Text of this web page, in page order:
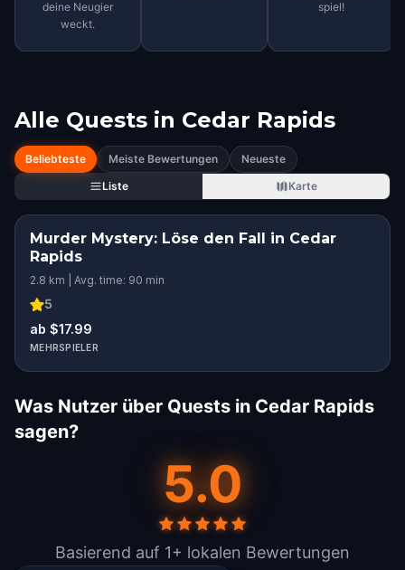
deine Neugier
weckt.
spiel!
Alle Quests in Cedar Rapids
Beliebteste Meiste Bewertungen
Neueste
Liste
Karte
Murder Mystery: Löse den Fall in Cedar
Rapids
2.8 km | Avg. time: 90 min
5
ab $17.99
MEHRSPIELER
Was Nutzer über Quests in Cedar Rapids
sagen?
5.0
Basierend auf 1+ lokalen Bewertungen